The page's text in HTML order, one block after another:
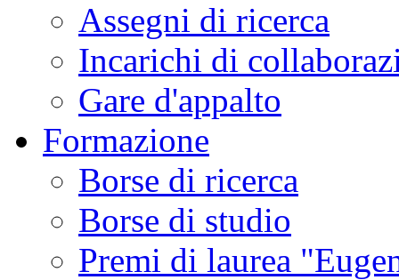
Assegni di ricerca
Incarichi di
Gare d'appalto
Formazione
Borse di ricerca
Borse di studio
Premi di laurea